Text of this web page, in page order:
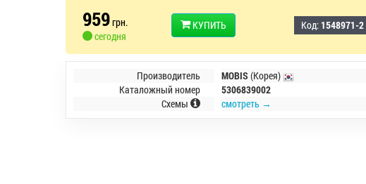
959грн.
сегодня
КУПИТЬ Код: 1548971-2
Производитель MOBIS (Корея)
Каталожный номер
5306839002
Схемы
смотреть →